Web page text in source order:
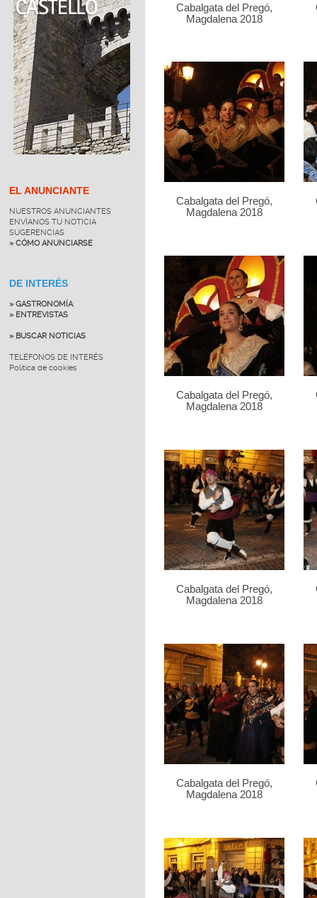
EL ANUNCIANTE
NUESTROS ANUNCIANTES
ENVÍANOS TU NOTICIA
SUGERENCIAS
» CÓMO ANUNCIARSE
DE INTERÉS
» GASTRONOMÍA
» ENTREVISTAS
» BUSCAR NOTICIAS
TELÉFONOS DE INTERÉS
Política de cookies
Cabalgata del Pregó,
Magdalena 2018
Cabalgata del Pregó,
Magdalena 2018
Cabalgata del Pregó,
Magdalena 2018
Cabalgata del Pregó,
Magdalena 2018
Cabalgata del Pregó,
Magdalena 2018